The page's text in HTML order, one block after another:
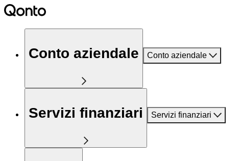
Conto aziendale Conto aziendale
Servizi finanziari Servizi finanziari